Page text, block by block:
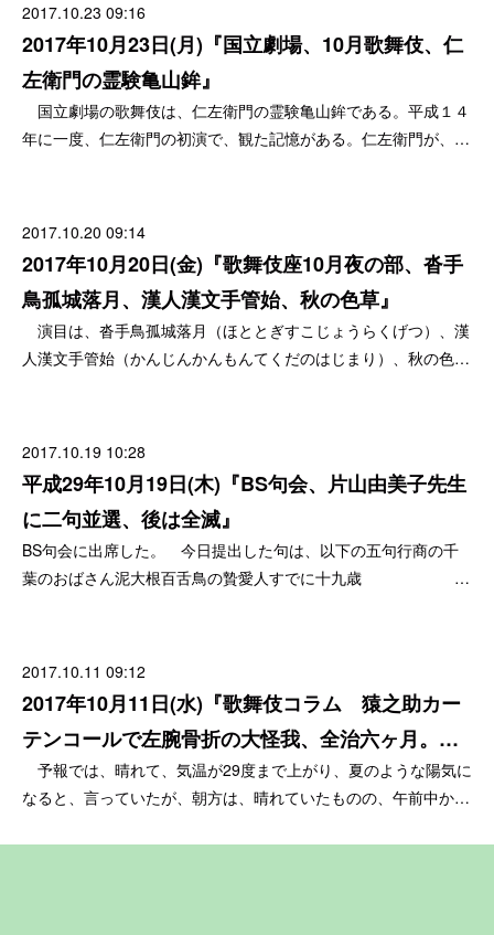
2017.10.23 09:16
2017年10月23日(月)『国立劇場、10月歌舞伎、仁
左衛門の霊験亀山鉾』
国立劇場の歌舞伎は、仁左衛門の霊験亀山鉾である。平成１４
年に一度、仁左衛門の初演で、観た記憶がある。仁左衛門が、…
2017.10.20 09:14
2017年10月20日(金)『歌舞伎座10月夜の部、沓手
鳥孤城落月、漢人漢文手管始、秋の色草』
演目は、沓手鳥孤城落月（ほととぎすこじょうらくげつ）、漢
人漢文手管始（かんじんかんもんてくだのはじまり）、秋の色…
2017.10.19 10:28
平成29年10月19日(木)『BS句会、片山由美子先生
に二句並選、後は全滅』
BS句会に出席した。 今日提出した句は、以下の五句行商の千
葉のおばさん泥大根百舌鳥の贄愛人すでに十九歳 …
2017.10.11 09:12
2017年10月11日(水)『歌舞伎コラム 猿之助カー
テンコールで左腕骨折の大怪我、全治六ヶ月。…
予報では、晴れて、気温が29度まで上がり、夏のような陽気に
なると、言っていたが、朝方は、晴れていたものの、午前中か…